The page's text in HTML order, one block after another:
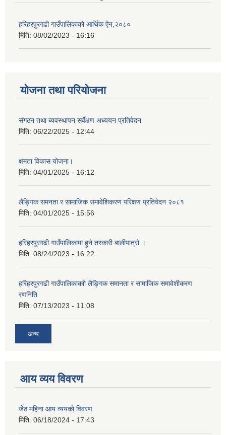
हरिहरपुरगढी गाउँपालिकाको आर्थिक ऐन,२०८०
मिति: 08/02/2023 - 16:16
योजना तथा परियोजना
संगठन तथा ब्यवस्थापन सर्वेक्षण अध्ययन प्रतिवेदन
मिति: 06/22/2025 - 12:44
क्षमता विकास योजना।
मिति: 04/01/2025 - 16:12
लैङ्गिक समनता र सामाजिक समावेशिकरण परिक्षण प्रतिवेदन २०८१
मिति: 04/01/2025 - 15:56
हरिहरपुरगढी गाउँपालिकामा हुने तरकारी बालीपात्रो ।
मिति: 08/24/2023 - 16:22
हरिहरपुरगढी गाउँपालिकाकाो लैङ्गिक समानता र सामाजिक समावेशीकरण
रणनिति
मिति: 07/13/2023 - 11:08
अन्य
आय व्यय विवरण
जेठ महिना आय व्ययको विवरण
मिति: 06/18/2024 - 17:43